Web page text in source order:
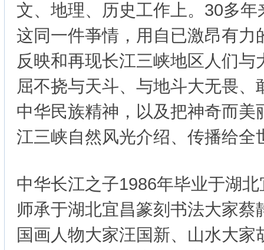
文、地理、历史工作上。30多
这同一件亊情，用自已激昂有力
反映和再现长江三峡地区人们与
屈不挠与天斗、与地斗大无畏、
中华民族精神，以及把神奇而美
江三峡自然风光介绍、传播给
中华长江之子1986年毕业于湖
师承于湖北宜昌篆刻书法大家蔡
国画人物大家汪国新、山水大家